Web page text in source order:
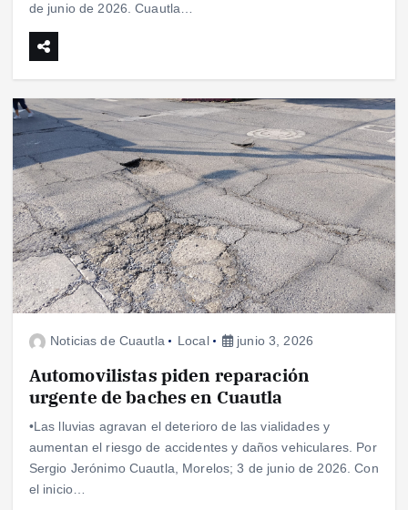
de junio de 2026. Cuautla…
Noticias de Cuautla Local junio 3, 2026
Automovilistas piden reparación
urgente de baches en Cuautla
•Las lluvias agravan el deterioro de las vialidades y
aumentan el riesgo de accidentes y daños vehiculares. Por
Sergio Jerónimo Cuautla, Morelos; 3 de junio de 2026. Con
el inicio…